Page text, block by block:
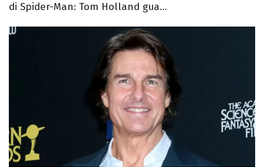
di Spider-Man: Tom Holland gua...